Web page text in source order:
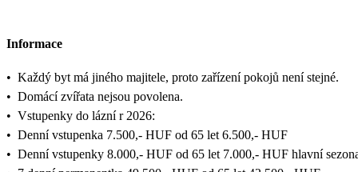
Informace
• Každý byt má jiného majitele, proto zařízení pokojů není stejné.
• Domácí zvířata nejsou povolena.
• Vstupenky do lázní r 2026:
• Denní vstupenka 7.500,- HUF od 65 let 6.500,- HUF
• Denní vstupenky 8.000,- HUF od 65 let 7.000,- HUF hlavní